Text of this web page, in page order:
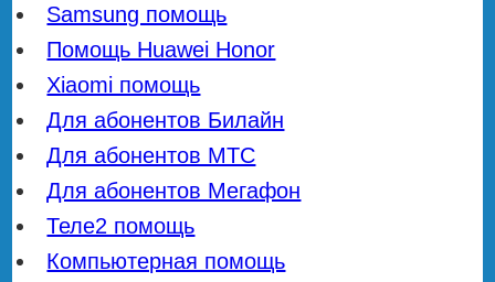
Samsung помощь
Помощь Huawei Honor
Xiaomi помощь
Для абонентов Билайн
Для абонентов МТС
Для абонентов Мегафон
Теле2 помощь
Компьютерная помощь